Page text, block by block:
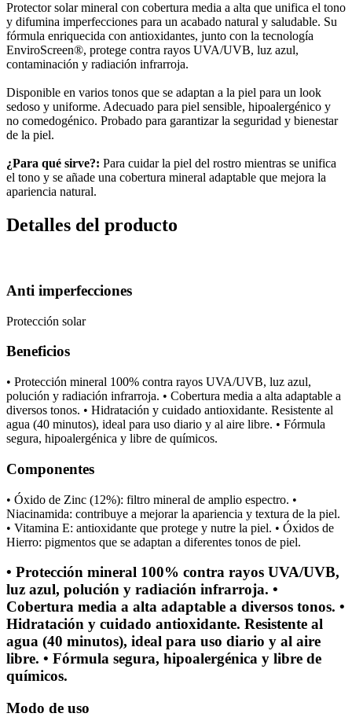
Protector solar mineral con cobertura media a alta que unifica el tono
y difumina imperfecciones para un acabado natural y saludable. Su
fórmula enriquecida con antioxidantes, junto con la tecnología
EnviroScreen®, protege contra rayos UVA/UVB, luz azul,
contaminación y radiación infrarroja.
Disponible en varios tonos que se adaptan a la piel para un look
sedoso y uniforme. Adecuado para piel sensible, hipoalergénico y
no comedogénico. Probado para garantizar la seguridad y bienestar
de la piel.
¿Para qué sirve?: Para cuidar la piel del rostro mientras se unifica
el tono y se añade una cobertura mineral adaptable que mejora la
apariencia natural.
Detalles del producto
Anti imperfecciones
Protección solar
Beneficios
• Protección mineral 100% contra rayos UVA/UVB, luz azul,
polución y radiación infrarroja. • Cobertura media a alta adaptable a
diversos tonos. • Hidratación y cuidado antioxidante. Resistente al
agua (40 minutos), ideal para uso diario y al aire libre. • Fórmula
segura, hipoalergénica y libre de químicos.
Componentes
• Óxido de Zinc (12%): filtro mineral de amplio espectro. •
Niacinamida: contribuye a mejorar la apariencia y textura de la piel.
• Vitamina E: antioxidante que protege y nutre la piel. • Óxidos de
Hierro: pigmentos que se adaptan a diferentes tonos de piel.
• Protección mineral 100% contra rayos UVA/UVB,
luz azul, polución y radiación infrarroja. •
Cobertura media a alta adaptable a diversos tonos. •
Hidratación y cuidado antioxidante. Resistente al
agua (40 minutos), ideal para uso diario y al aire
libre. • Fórmula segura, hipoalergénica y libre de
químicos.
Modo de uso